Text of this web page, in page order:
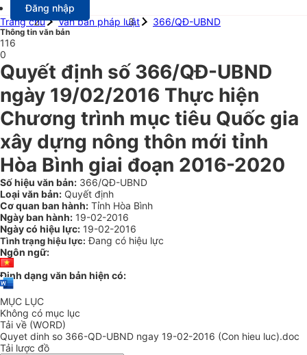
Đăng nhập
Trang chủ
Văn bản pháp luật 366/QĐ-UBND
Thông tin văn bản
116
0
Quyết định số 366/QĐ-UBND
ngày 19/02/2016 Thực hiện
Chương trình mục tiêu Quốc gia
xây dựng nông thôn mới tỉnh
Hòa Bình giai đoạn 2016-2020
Số hiệu văn bản: 366/QĐ-UBND
Loại văn bản: Quyết định
Cơ quan ban hành: Tỉnh Hòa Bình
Ngày ban hành: 19-02-2016
Ngày có hiệu lực: 19-02-2016
Tình trạng hiệu lực: Đang có hiệu lực
Ngôn ngữ:
Định dạng văn bản hiện có:
MỤC LỤC
Không có mục lục
Tải về (WORD)
Quyet dinh so 366-QD-UBND ngay 19-02-2016 (Con hieu luc).doc
Tải lược đồ